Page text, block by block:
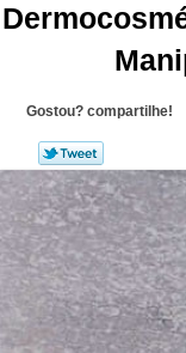
Gostou? compartilhe!